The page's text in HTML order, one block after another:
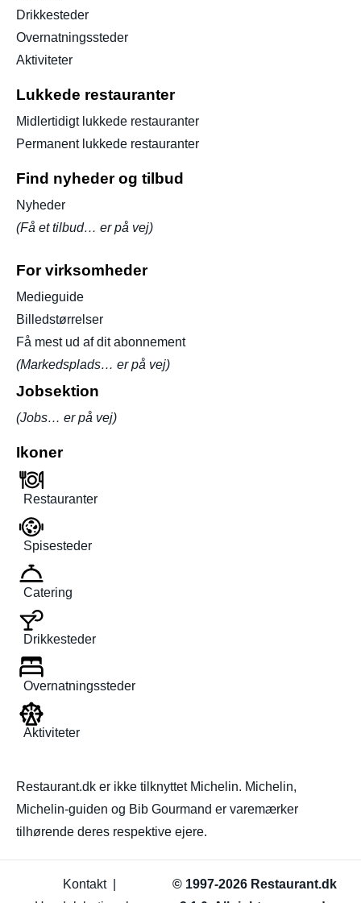
Drikkesteder
Overnatningssteder
Aktiviteter
Lukkede restauranter
Midlertidigt lukkede restauranter
Permanent lukkede restauranter
Find nyheder og tilbud
Nyheder
(Få et tilbud… er på vej)
For virksomheder
Medieguide
Billedstørrelser
Få mest ud af dit abonnement
(Markedsplads… er på vej)
Jobsektion
(Jobs… er på vej)
Ikoner
Restauranter
Spisesteder
Catering
Drikkesteder
Overnatningssteder
Aktiviteter
Restaurant.dk er ikke tilknyttet Michelin. Michelin,
Michelin-guiden og Bib Gourmand er varemærker
tilhørende deres respektive ejere.
© 1997-2026 Restaurant.dk
Kontakt|